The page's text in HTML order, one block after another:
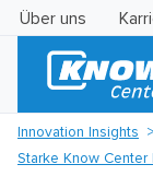
Über uns
Innovation Insights
Starke Know Center